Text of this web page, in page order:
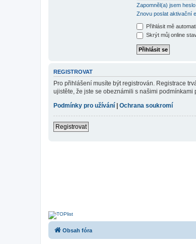
Zapomněl(a) jsem heslo
Znovu poslat aktivační
Přihlásit mě
Skrýt můj online
REGISTROVAT
Pro přihlášení musíte být registrován. Registrace
ujistěte, že jste se obeznámili s našimi
Podmínky pro užívání
Ochrana soukromí
Registrovat
Obsah fóra